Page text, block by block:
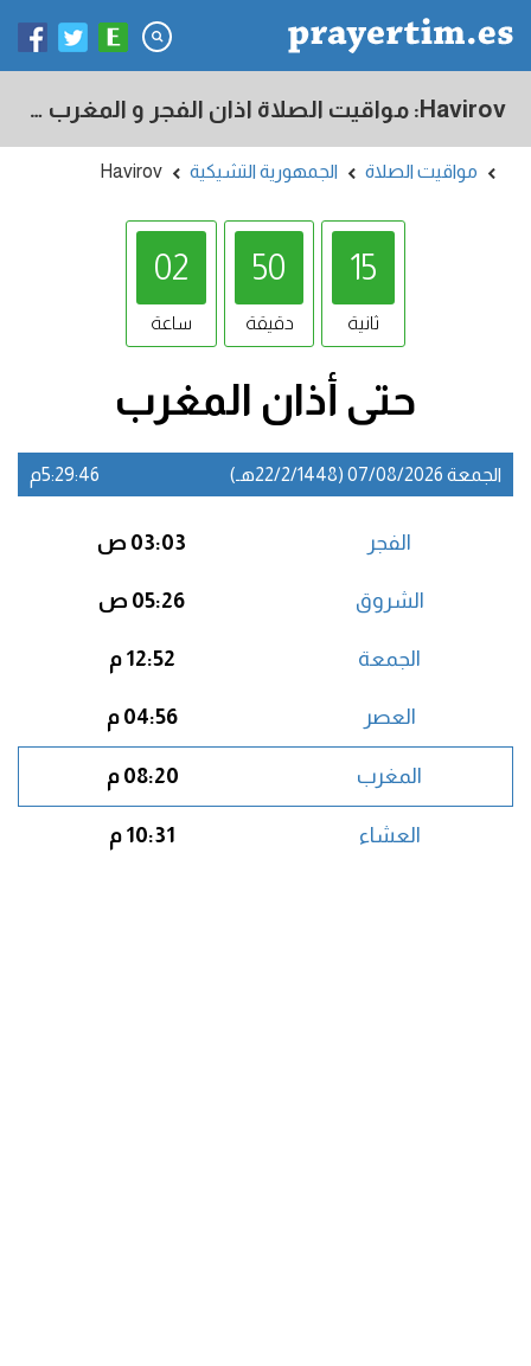
Havirov: مواقيت الصلاة اذان الفجر و المغرب في اليوم - الجمهورية التشيكية
مواقيت الصلاة الجمهورية التشيكية Havirov
02
ساعة
50
دقيقة
14
ثانية
حتى أذان المغرب
الجمعة 07/08/2026 (22/2/1448هـ) 5:29:47م
الفجر 03:03 ص
الشروق 05:26 ص
الجمعة 12:52 م
العصر 04:56 م
المغرب 08:20 م
العشاء 10:31 م